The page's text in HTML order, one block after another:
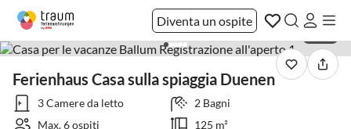
Diventa un ospite
Ferienhaus Casa sulla spiaggia Duenen
3 Camere da letto
2 Bagni
Max. 6 ospiti
125 m²